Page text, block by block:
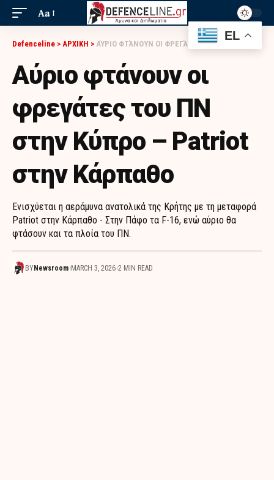
Aa
Defenceline > ΑΡΧΙΚΗ > ΑΎΡΙΟ ΦΤΆΝΟΥΝ ΟΙ ΦΡΕΓΆΤΕΣ ΤΟΥ ΠΝ ΣΤΗΝ ΚΎΠΡΟ – PATRIOT ΣΤΗΝ ΚΆΡΠΑΘΟ
Αύριο φτάνουν οι
φρεγάτες του ΠΝ
στην Κύπρο – Patriot
στην Κάρπαθο
Ενισχύεται η αεράμυνα ανατολικά της Κρήτης με τη μεταφορά
Patriot στην Κάρπαθο - Στην Πάφο τα F-16, ενώ αύριο θα
φτάσουν και τα πλοία του ΠΝ.
BY Newsroom MARCH 3, 2026 2 MIN READ
EL